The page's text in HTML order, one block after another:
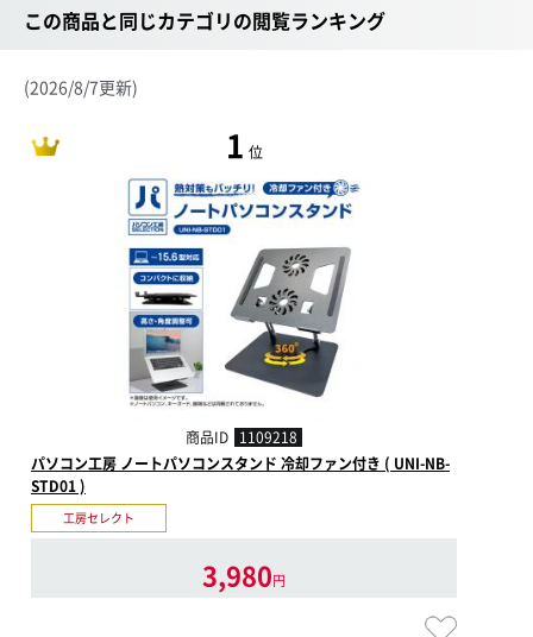
この商品と同じカテゴリの閲覧ランキング
(2026/8/7更新)
1 位
商品ID 1109218
パソコン工房 ノートパソコンスタンド 冷却ファン付き ( UNI-NB-
STD01 )
工房セレクト
3,980円